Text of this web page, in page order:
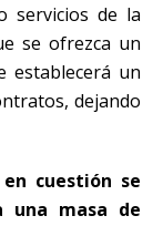
servicios de la
se ofrezca un
establecerá un
dejando
cuestión se
una masa de